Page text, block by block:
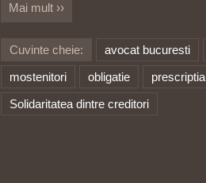
Mai mult ››
Cuvinte cheie: avocat bucuresti
mostenitori
obligatie prescriptia
Solidaritatea dintre creditori